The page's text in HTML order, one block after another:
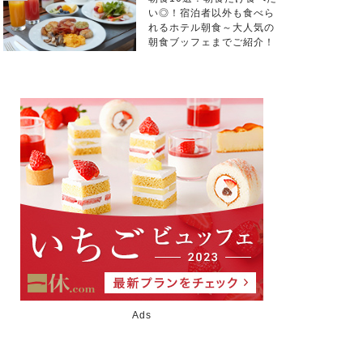
い◎！宿泊者以外も食べら
れるホテル朝食～大人気の
朝食ブッフェまでご紹介！
Ads